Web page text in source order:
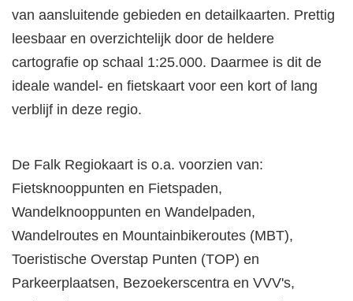
van aansluitende gebieden en detailkaarten. Prettig
leesbaar en overzichtelijk door de heldere
cartografie op schaal 1:25.000. Daarmee is dit de
ideale wandel- en fietskaart voor een kort of lang
verblijf in deze regio.
De Falk Regiokaart is o.a. voorzien van:
Fietsknooppunten en Fietspaden,
Wandelknooppunten en Wandelpaden,
Wandelroutes en Mountainbikeroutes (MBT),
Toeristische Overstap Punten (TOP) en
Parkeerplaatsen, Bezoekerscentra en VVV's,